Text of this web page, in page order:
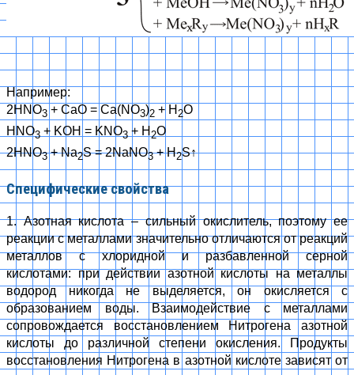
Например:
2HNO3 + CaO = Ca(NO3)2 + H 2O
HNO3 + KOH = KNO3 + H 2O
2HNO3+ Na2S = 2NaNO3+ H2S↑
Специфические свойства
1. Азотная кислота – сильный окислитель, поэтому ее
реакции с металлами значительно отличаются от реакций
металлов с хлоридной и разбавленной серной
кислотами: при действии азотной кислоты на металлы
водород никогда не выделяется, он окисляется с
образованием воды. Взаимодействие с металлами
сопровождается восстановлением Нитрогена азотной
кислоты до различной степени окисления. Продукты
восстановления Нитрогена в азотной кислоте зависят от